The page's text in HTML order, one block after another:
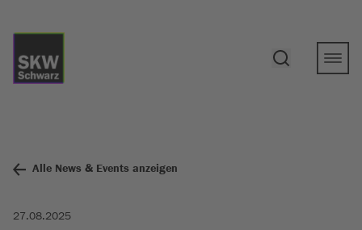
Alle News & Events anzeigen
27.08.2025